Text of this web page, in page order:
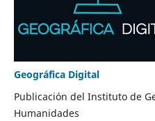
Geográfica Digital
Publicación del Instituto de
Humanidades